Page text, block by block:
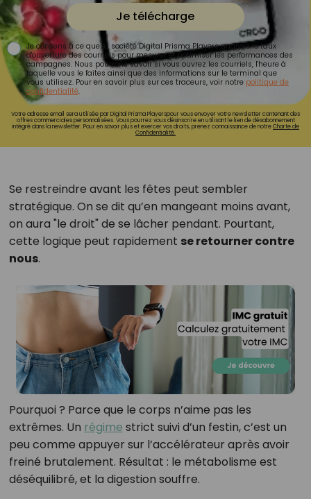
Je télécharge
Je consens à ce que la société Digital Prisma Players analyse le taux
d'ouverture des courriels pour mesurer et optimiser les performances des
campagnes. Nous pourrons savoir si vous ouvrez les courriels, l'heure à
laquelle vous le faites ainsi que des informations sur le terminal que
vous utilisez. Pour en savoir plus sur ces traceurs, voir notre politique de
confidentialité.
Votre adresse email sera utilisée par Digital Prisma Playerspour vous envoyer votre newsletter contenant des
offres commerciales personnalisées. Vous pourrez vous désinscrire en utilisant le lien de désabonnement
intégré dans la newsletter. Pour en savoir plus et exercer vos droits, prenez connaissance de notreCharte de
Confidentialité.
Se restreindre avant les fêtes peut sembler
stratégique. On se dit qu’en mangeant moins avant,
on aura "le droit" de se lâcher pendant. Pourtant,
cette logique peut rapidement se retourner contre
nous.
Pourquoi ? Parce que le corps n’aime pas les
extrêmes. Un régime strict suivi d’un festin, c’est un
peu comme appuyer sur l’accélérateur après avoir
freiné brutalement. Résultat : le métabolisme est
déséquilibré, et la digestion souffre.